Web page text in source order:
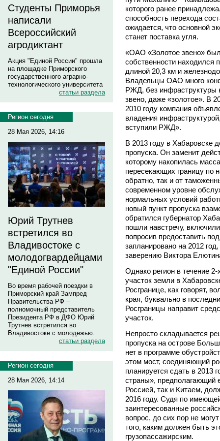
Студенты Приморья
написали
Всероссийский
агродиктант
Акция "Единой России" прошла
на площадке Приморского
государственного аграрно-
технологического университета
статьи раздела
Регион сегодня
28 Мая 2026, 14:16
Юрий Трутнев
встретился во
Владивостоке с
молодогвардейцами
"Единой России"
Во время рабочей поездки в
Приморский край Зампред
Правительства РФ –
полномочный представитель
Президента РФ в ДФО Юрий
Трутнев встретился во
Владивостоке с молодежью.
статьи раздела
Регион сегодня
28 Мая 2026, 14:14
которого ранее
способность перехода
ожидается, что основной
станет поставка угля.
«ОАО «Золотое звено»
собственности находился
длиной 20,3 км и
Владельцы ОАО много
РЖД, без инфраструктуры
звено, даже «золотое». В
2010 году компания
владения
вступили РЖД».
В 2013 году в Хабаровске
пропуска. Он заменит
которому накопилась
пересекающих границу по
обратно, так и от
современном уровне
нормальных условий
новый пункт пропуска
обратился губернатор
пошли навстречу,
попросив предоставить
запланировано на 2012
заверению Виктора
Однако регион в течение
участок земли в
Росгранице, как говорят,
края, буквально в
Росграницы направит
участок.
Непросто складывается
пропуска на острове
нет в программе
этом мост, соединяющий
планируется сдать в 2013
страны», предполагающий
Россией, так и Китаем,
2016 году. Судя по
заинтересованные
вопрос, до сих пор не
того, каким должен быть
грузопассажирским.